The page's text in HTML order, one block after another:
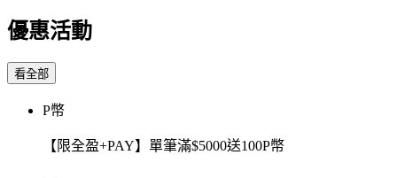
優惠活動
看全部
P幣
【限全盈+PAY】單筆滿$5000送100P幣